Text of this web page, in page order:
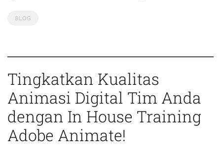
BLOG
Tingkatkan Kualitas
Animasi Digital Tim Anda
dengan In House Training
Adobe Animate!